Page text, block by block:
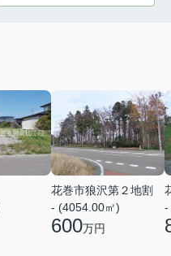
花巻市狼沢第２地割
- (4054.00㎡)
600万円
-